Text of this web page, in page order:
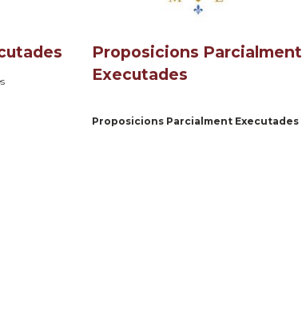
Proposicions Parcialment
Executades
Proposicions Parcialment Executades